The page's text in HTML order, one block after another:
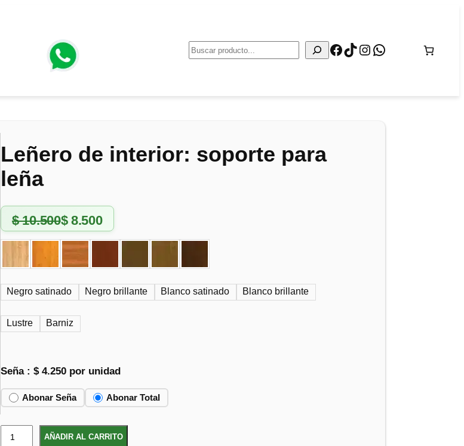
Facebook
TikTok
Instagram
WhatsApp
Leñero de interior: soporte para
leña
$10.500E
l
p
e
c
i
o
i
i
$8.500
E
l
p
e
c
i
a
t
a
Negro satinado Negro brillante Blanco satinado Blanco brillante
Lustre Barniz
Seña : $4.250 por unidad
Abonar Total
Abonar Seña
AÑADIR AL CARRITO